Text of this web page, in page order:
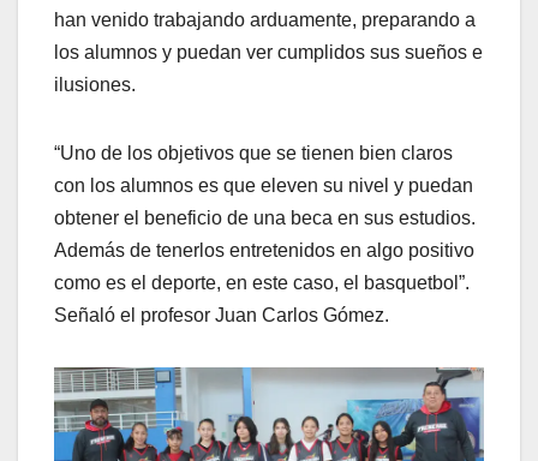
han venido trabajando arduamente, preparando a
los alumnos y puedan ver cumplidos sus sueños e
ilusiones.
“Uno de los objetivos que se tienen bien claros
con los alumnos es que eleven su nivel y puedan
obtener el beneficio de una beca en sus estudios.
Además de tenerlos entretenidos en algo positivo
como es el deporte, en este caso, el basquetbol”.
Señaló el profesor Juan Carlos Gómez.